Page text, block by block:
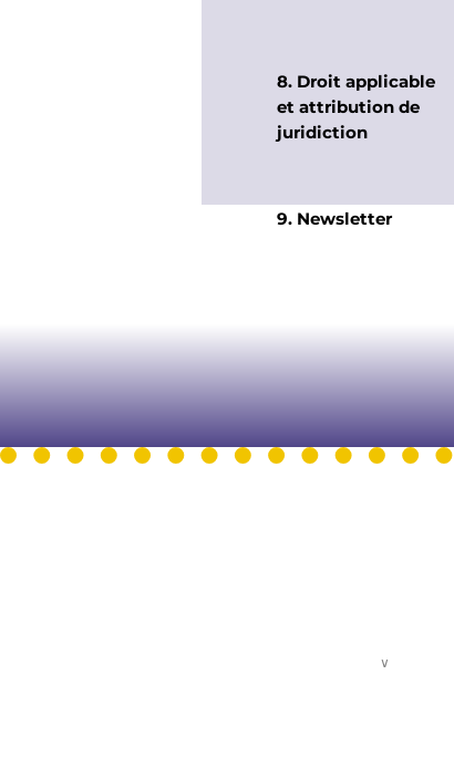
8. Droit applicable
et attribution de
juridiction
9. Newsletter
∨